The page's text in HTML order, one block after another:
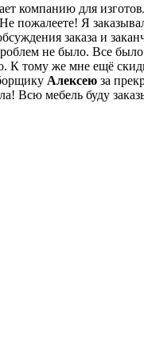
компанию для
пожалеете! Я
заказа и
не было. Все было
К тому же мне ещё
Алексею за
Всю мебель буду